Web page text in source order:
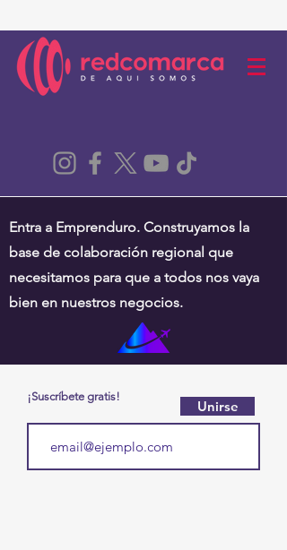
Entra a Emprenduro. Construyamos la
base de colaboración regional que
necesitamos para que a todos nos vaya
bien en nuestros negocios.
¡Suscríbete gratis!
Unirse